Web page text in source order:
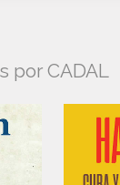
por CADAL